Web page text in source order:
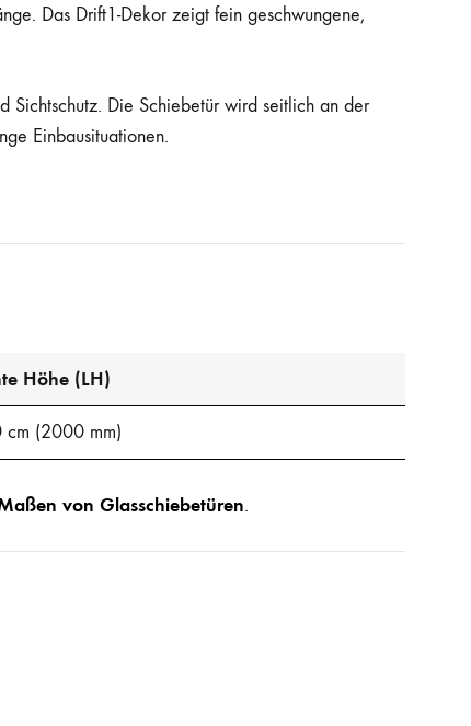
Das Drift1-Dekor zeigt fein geschwungene,
Sichtschutz. Die Schiebetür wird seitlich an der
Einbausituationen.
Höhe (LH)
cm (2000 mm)
von Glasschiebetüren.